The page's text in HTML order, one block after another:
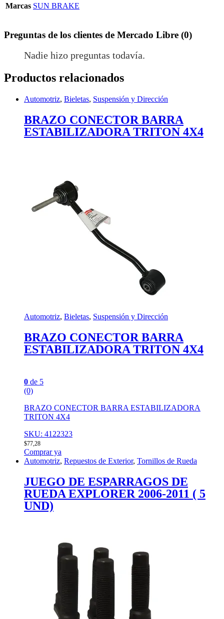
Marcas SUN BRAKE
Preguntas de los clientes de Mercado Libre (0)
Nadie hizo preguntas todavía.
Productos relacionados
Automotriz, Bieletas, Suspensión y Dirección
BRAZO CONECTOR BARRA
ESTABILIZADORA TRITON 4X4
Automotriz, Bieletas, Suspensión y Dirección
BRAZO CONECTOR BARRA
ESTABILIZADORA TRITON 4X4
0 de 5
(0)
BRAZO CONECTOR BARRA ESTABILIZADORA
TRITON 4X4
SKU: 4122323
$77,28
Comprar ya
Automotriz, Repuestos de Exterior, Tornillos de Rueda
JUEGO DE ESPARRAGOS DE
RUEDA EXPLORER 2006-2011 ( 5
UND)